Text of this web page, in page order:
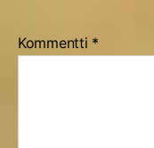
Kommentti *